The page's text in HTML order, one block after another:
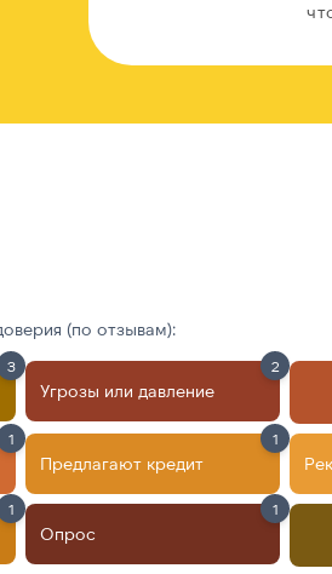
(по отзывам):
3
Угрозы или давление
2
1
Предлагают кредит
1
1
Опрос
1